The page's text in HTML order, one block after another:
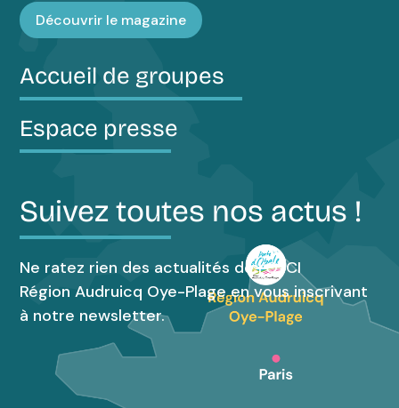
Découvrir le magazine
Accueil de groupes
Espace presse
Suivez toutes nos actus !
Ne ratez rien des actualités de l’OTCI
Région Audruicq Oye-Plage en vous inscrivant
à notre newsletter.